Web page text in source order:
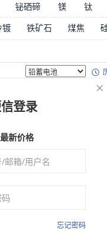
铋硒碲 镁 钛
镀 铁矿石 煤焦
登录
新价格
忘记密码
均价